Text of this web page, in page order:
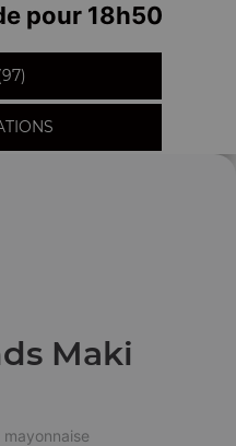
pour 18h50
Maki